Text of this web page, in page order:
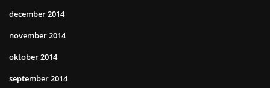
december 2014
november 2014
oktober 2014
september 2014